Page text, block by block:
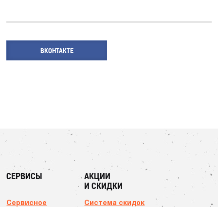
ВКОНТАКТЕ
СЕРВИСЫ
Сервисное
АКЦИИ
И СКИДКИ
Система скидок